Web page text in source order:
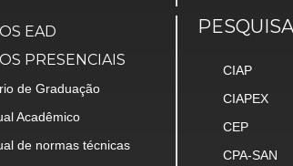
EAD
PRESENCIAIS
de Graduação
Acadêmico
de normas técnicas
PESQUISA
CIAP
CIAPEX
CEP
CPA-SAN